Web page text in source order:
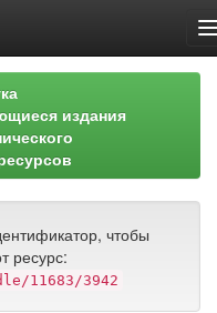
издания
чтобы
ресурс:
11683/3942